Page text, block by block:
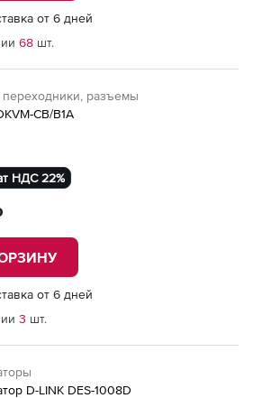
от 6 дней
68 шт.
переходники, разъемы
CB/B1A
НДС 22%
от 6 дней
3 шт.
D-LINK DES-1008D